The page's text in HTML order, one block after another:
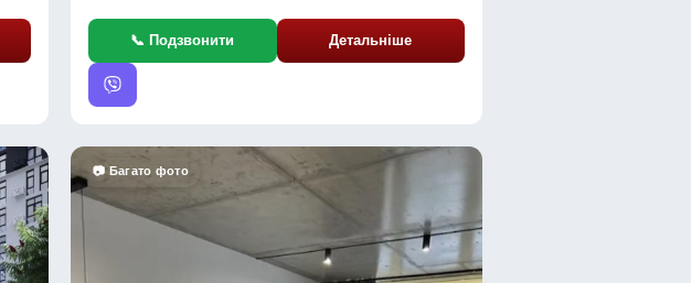
📞 Подзвонити Детальніше
📷 Багато фото